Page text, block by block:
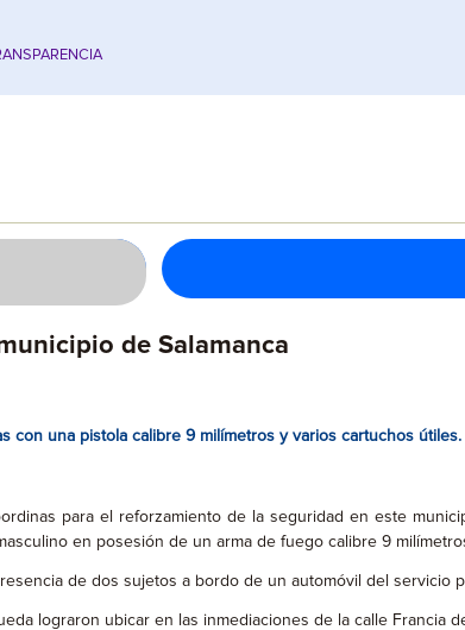
de Salamanca
con una pistola calibre 9 milímetros y varios cartuchos útiles.
para el reforzamiento de la seguridad en este
en posesión de un arma de fuego calibre 9
de dos sujetos a bordo de un automóvil del servicio
lograron ubicar en las inmediaciones de la calle Francia